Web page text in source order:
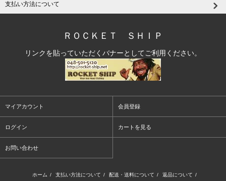
支払い方法について
ＲＯＣＫＥＴ ＳＨＩＰ
リンクを貼っていただくバナーとしてご利用ください。
マイアカウント 会員登録
ログイン カートを見る
お問い合わせ
ホーム / 支払い方法について / 配送・送料について / 返品について /